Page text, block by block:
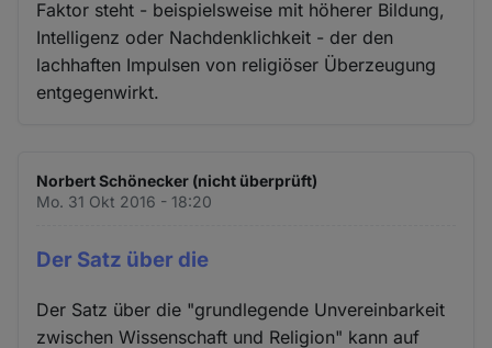
Faktor steht - beispielsweise mit höherer Bildung,
Intelligenz oder Nachdenklichkeit - der den
lachhaften Impulsen von religiöser Überzeugung
entgegenwirkt.
Norbert Schönecker (nicht überprüft)
Mo. 31 Okt 2016 - 18:20
Der Satz über die
Der Satz über die "grundlegende Unvereinbarkeit
zwischen Wissenschaft und Religion" kann auf